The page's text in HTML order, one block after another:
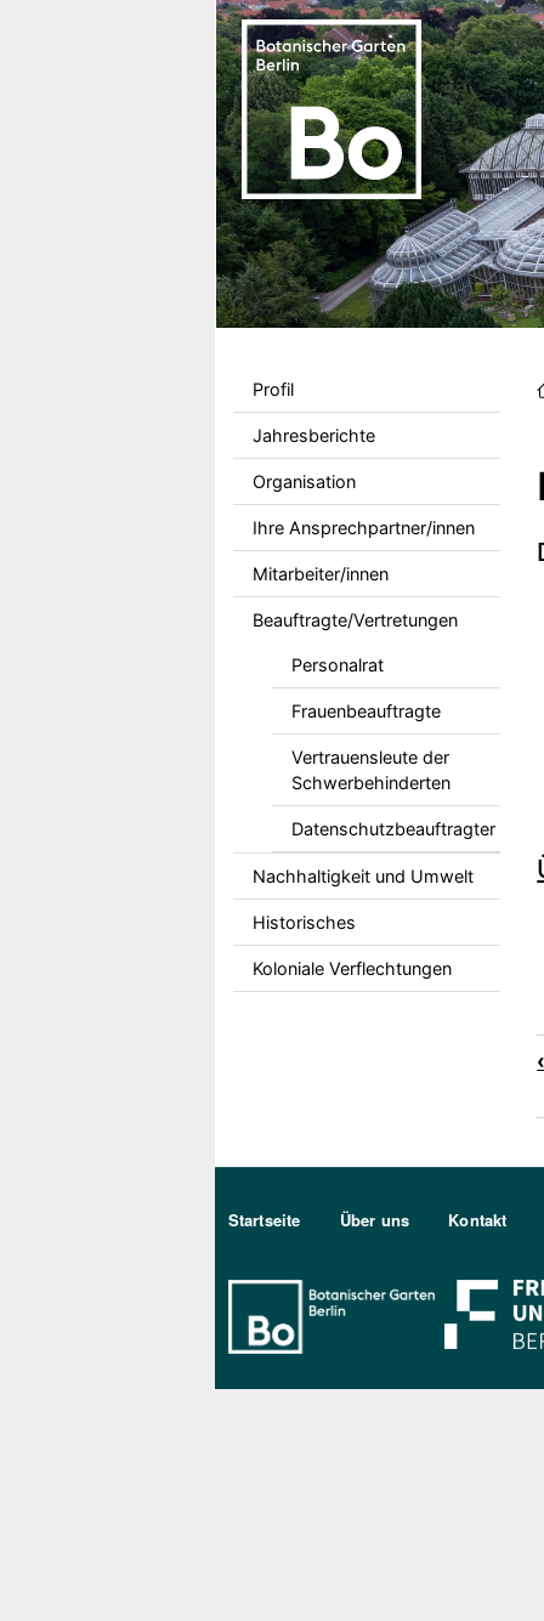
Profil
Jahresberichte
Organisation
Ihre Ansprechpartner/innen
Mitarbeiter/innen
Beauftragte/Vertretungen
Personalrat
Frauenbeauftragte
Vertrauensleute der
Schwerbehinderten
Datenschutzbeauftragter
Nachhaltigkeit und Umwelt
Historisches
Koloniale Verflechtungen
Sekundärmenu DE
Startseite Über uns Kontakt
Bo Berlin